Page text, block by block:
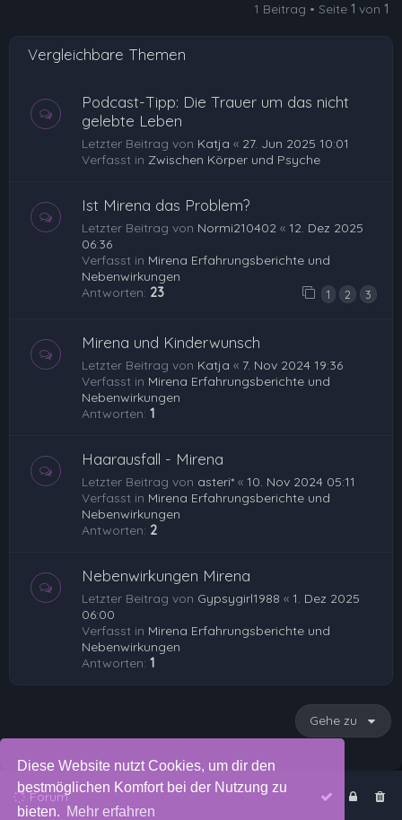
Diese Website nutzt Cookies, um dir den
bestmöglichen Komfort bei der Nutzung zu
bieten. Mehr erfahren
b
1 Beitrag • Seite 1 von 1
Vergleichbare Themen
Podcast-Tipp: Die Trauer um das nicht
gelebte Leben
Letzter Beitrag von Katja « 27. Jun 2025 10:01
Verfasst in Zwischen Körper und Psyche
Ist Mirena das Problem?
Letzter Beitrag von Normi210402 « 12. Dez 2025
06:36
Verfasst in Mirena Erfahrungsberichte und
Nebenwirkungen
Antworten: 23 1 2 3
Mirena und Kinderwunsch
Letzter Beitrag von Katja « 7. Nov 2024 19:36
Verfasst in Mirena Erfahrungsberichte und
Nebenwirkungen
Antworten: 1
Haarausfall - Mirena
Letzter Beitrag von asteri* « 10. Nov 2024 05:11
Verfasst in Mirena Erfahrungsberichte und
Nebenwirkungen
Antworten: 2
Nebenwirkungen Mirena
Letzter Beitrag von Gypsygirl1988 « 1. Dez 2025
06:00
Verfasst in Mirena Erfahrungsberichte und
Nebenwirkungen
Antworten: 1
Gehe zu
Forum